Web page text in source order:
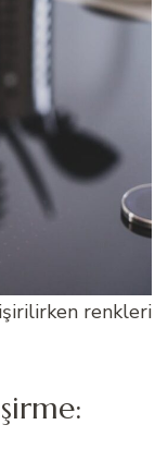
renkleri